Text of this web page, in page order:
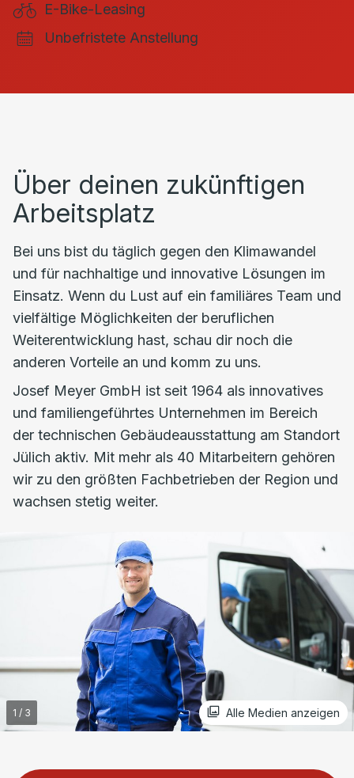
E-Bike-Leasing
Unbefristete Anstellung
Über deinen zukünftigen
Arbeitsplatz
Bei uns bist du täglich gegen den Klimawandel
und für nachhaltige und innovative Lösungen im
Einsatz. Wenn du Lust auf ein familiäres Team und
vielfältige Möglichkeiten der beruflichen
Weiterentwicklung hast, schau dir noch die
anderen Vorteile an und komm zu uns.
Josef Meyer GmbH ist seit 1964 als innovatives
und familiengeführtes Unternehmen im Bereich
der technischen Gebäudeausstattung am Standort
Jülich aktiv. Mit mehr als 40 Mitarbeitern gehören
wir zu den größten Fachbetrieben der Region und
wachsen stetig weiter.
Alle Medien anzeigen